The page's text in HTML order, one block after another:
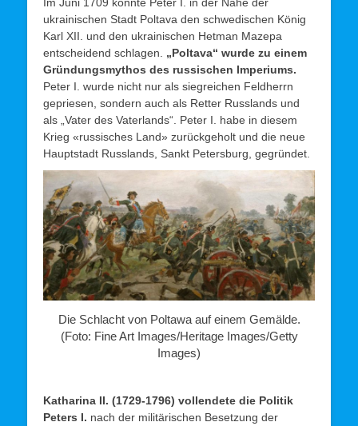
Im Juni 1709 konnte Peter I. in der Nähe der
ukrainischen Stadt Poltava den schwedischen König
Karl XII. und den ukrainischen Hetman Mazepa
entscheidend schlagen. „Poltava“ wurde zu einem
Gründungsmythos des russischen Imperiums.
Peter I. wurde nicht nur als siegreichen Feldherrn
gepriesen, sondern auch als Retter Russlands und
als „Vater des Vaterlands“. Peter I. habe in diesem
Krieg «russisches Land» zurückgeholt und die neue
Hauptstadt Russlands, Sankt Petersburg, gegründet.
Die Schlacht von Poltawa auf einem Gemälde.
(Foto: Fine Art Images/Heritage Images/Getty
Images)
Katharina II. (1729-1796) vollendete die Politik
Peters I. nach der militärischen Besetzung der